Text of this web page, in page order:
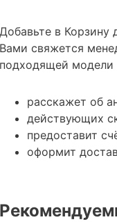
Добавьте в Корзину
Вами свяжется
подходящей модели
расскажет об
действующих
предоставит
оформит